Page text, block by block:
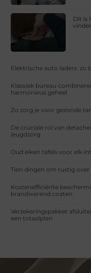
Dit is
Elektrische auto laders: zo
Klassiek bureau
harmonieus geheel
Zo zorg je voor gezonde
De cruciale rol van
jeugdzorg
Oud eiken tafels voor elk
Tien dingen om rustig
Kostenefficiënte
brandwerend coaten
Verzekeringspakket
een totaalplan